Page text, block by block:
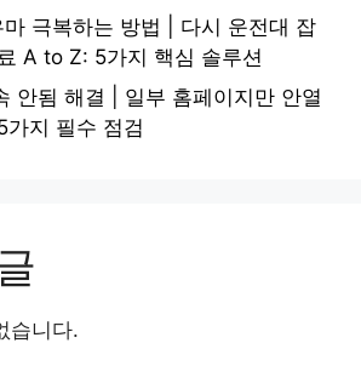
마 극복하는 방법 | 다시 운전대 잡
A to Z: 5가지 핵심 솔루션
안됨 해결 | 일부 홈페이지만 안열
가지 필수 점검
습니다.